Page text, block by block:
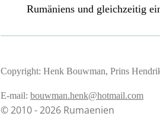
Rumäniens und gleichzeitig
Copyright: Henk Bouwman, Prins
E-mail: bouwman.henk@hotmail.com
© 2010 - 2026 Rumaenien